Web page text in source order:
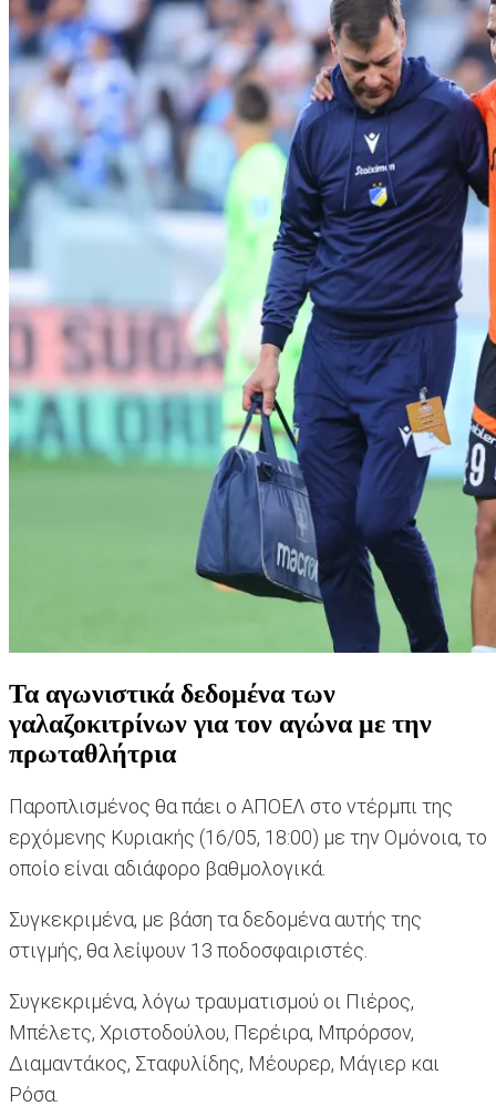
Τα αγωνιστικά δεδομένα των
γαλαζοκιτρίνων για τον αγώνα με την
πρωταθλήτρια
Παροπλισμένος θα πάει ο ΑΠΟΕΛ στο ντέρμπι της
ερχόμενης Κυριακής (16/05, 18:00) με την Ομόνοια, το
οποίο είναι αδιάφορο βαθμολογικά.
Συγκεκριμένα, με βάση τα δεδομένα αυτής της
στιγμής, θα λείψουν 13 ποδοσφαιριστές.
Συγκεκριμένα, λόγω τραυματισμού οι Πιέρος,
Μπέλετς, Χριστοδούλου, Περέιρα, Μπρόρσον,
Διαμαντάκος, Σταφυλίδης, Μέουρερ, Μάγιερ και
Ρόσα.